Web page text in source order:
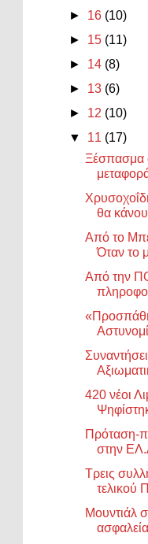
► 16 (10)
► 15 (11)
► 14 (8)
► 13 (6)
► 12 (10)
▼ 11 (17)
Ξέσπασμα
θα
Από το
Όταν το
Από την
420 νέοι
Πρόταση-
στην
Τρεις
τελικού
Μουντιάλ